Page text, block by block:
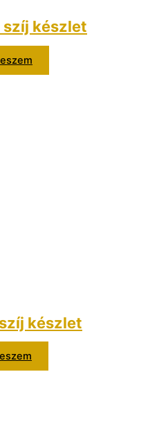
szíj készlet
készlet